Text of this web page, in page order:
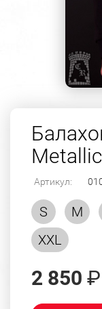
Артикул:
S M
XXL
2 850 ₽